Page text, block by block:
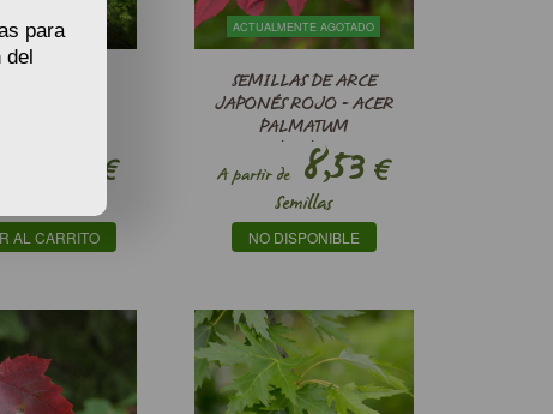
DE ARCE
€
AL CARRITO
ACTUALMENTE AGOTADO
SEMILLAS DE ARCE
JAPONÉS ROJO - ACER
PALMATUM
ATROPURPUREUM
A partir de8,53 €
Semillas
NO DISPONIBLE
para